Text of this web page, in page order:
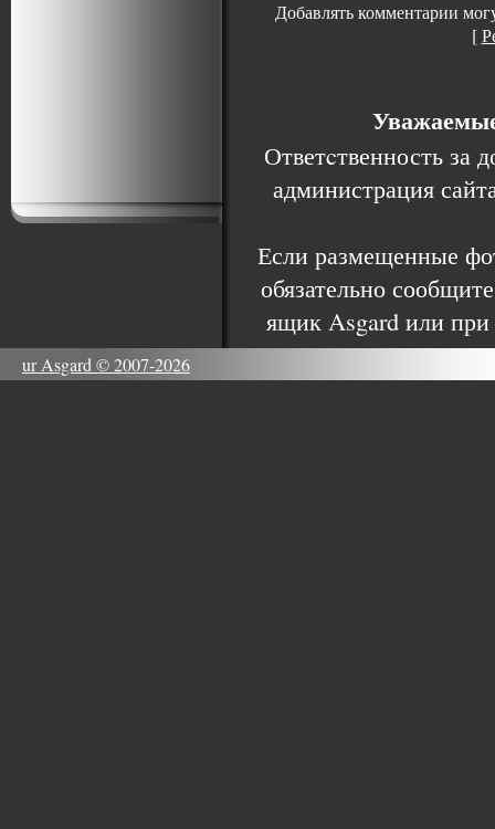
Добавлять комментарии
[
Ответcтвенность за
администрация
Если размещенные
обязательно
ящик Asgard или
ur Asgard © 2007-2026